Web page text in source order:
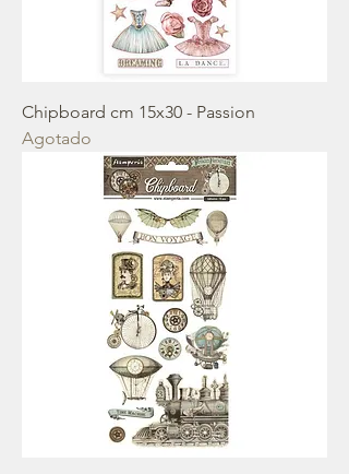
Chipboard cm 15x30 - Passion
Agotado